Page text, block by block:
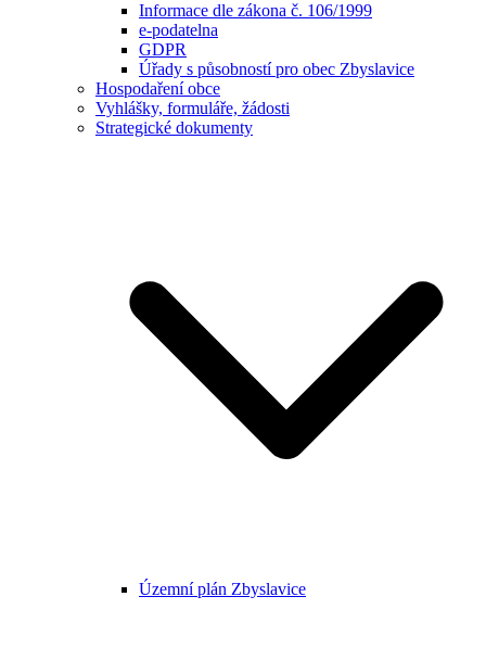
Informace dle zákona č. 106/1999
e-podatelna
GDPR
Úřady s působností pro obec Zbyslavice
Hospodaření obce
Vyhlášky, formuláře, žádosti
Strategické dokumenty
Územní plán Zbyslavice